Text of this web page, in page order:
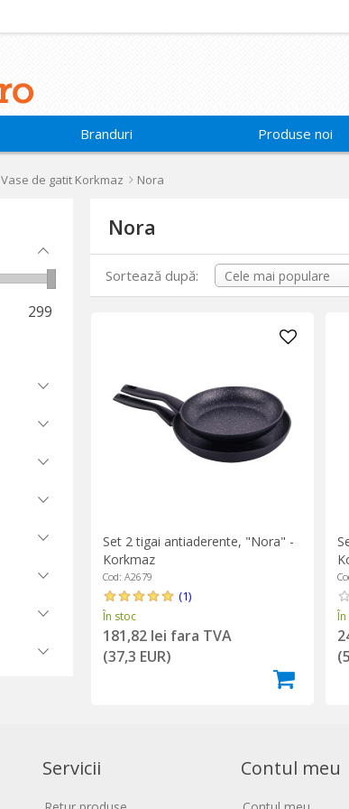
Branduri Produse noi
Vase de gatit Korkmaz Nora
299
Nora
Sortează după:
Set 2 tigai antiaderente, "Nora" -
Korkmaz
Cod: A2679
(1)
În stoc
181,82 lei fara TVA
(37,3 EUR)
Servicii Contul meu